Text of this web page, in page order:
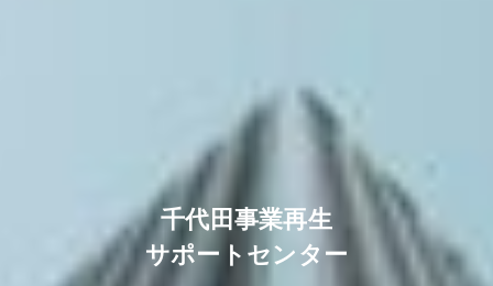
千代田事業再生
サポートセンター